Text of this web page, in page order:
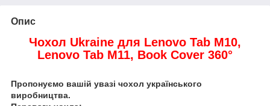
Опис
Чохол Ukraine для Lenovo Tab M10,
Lenovo Tab M11, Book Cover 360°
Пропонуємо вашій увазі чохол українського
виробництва.